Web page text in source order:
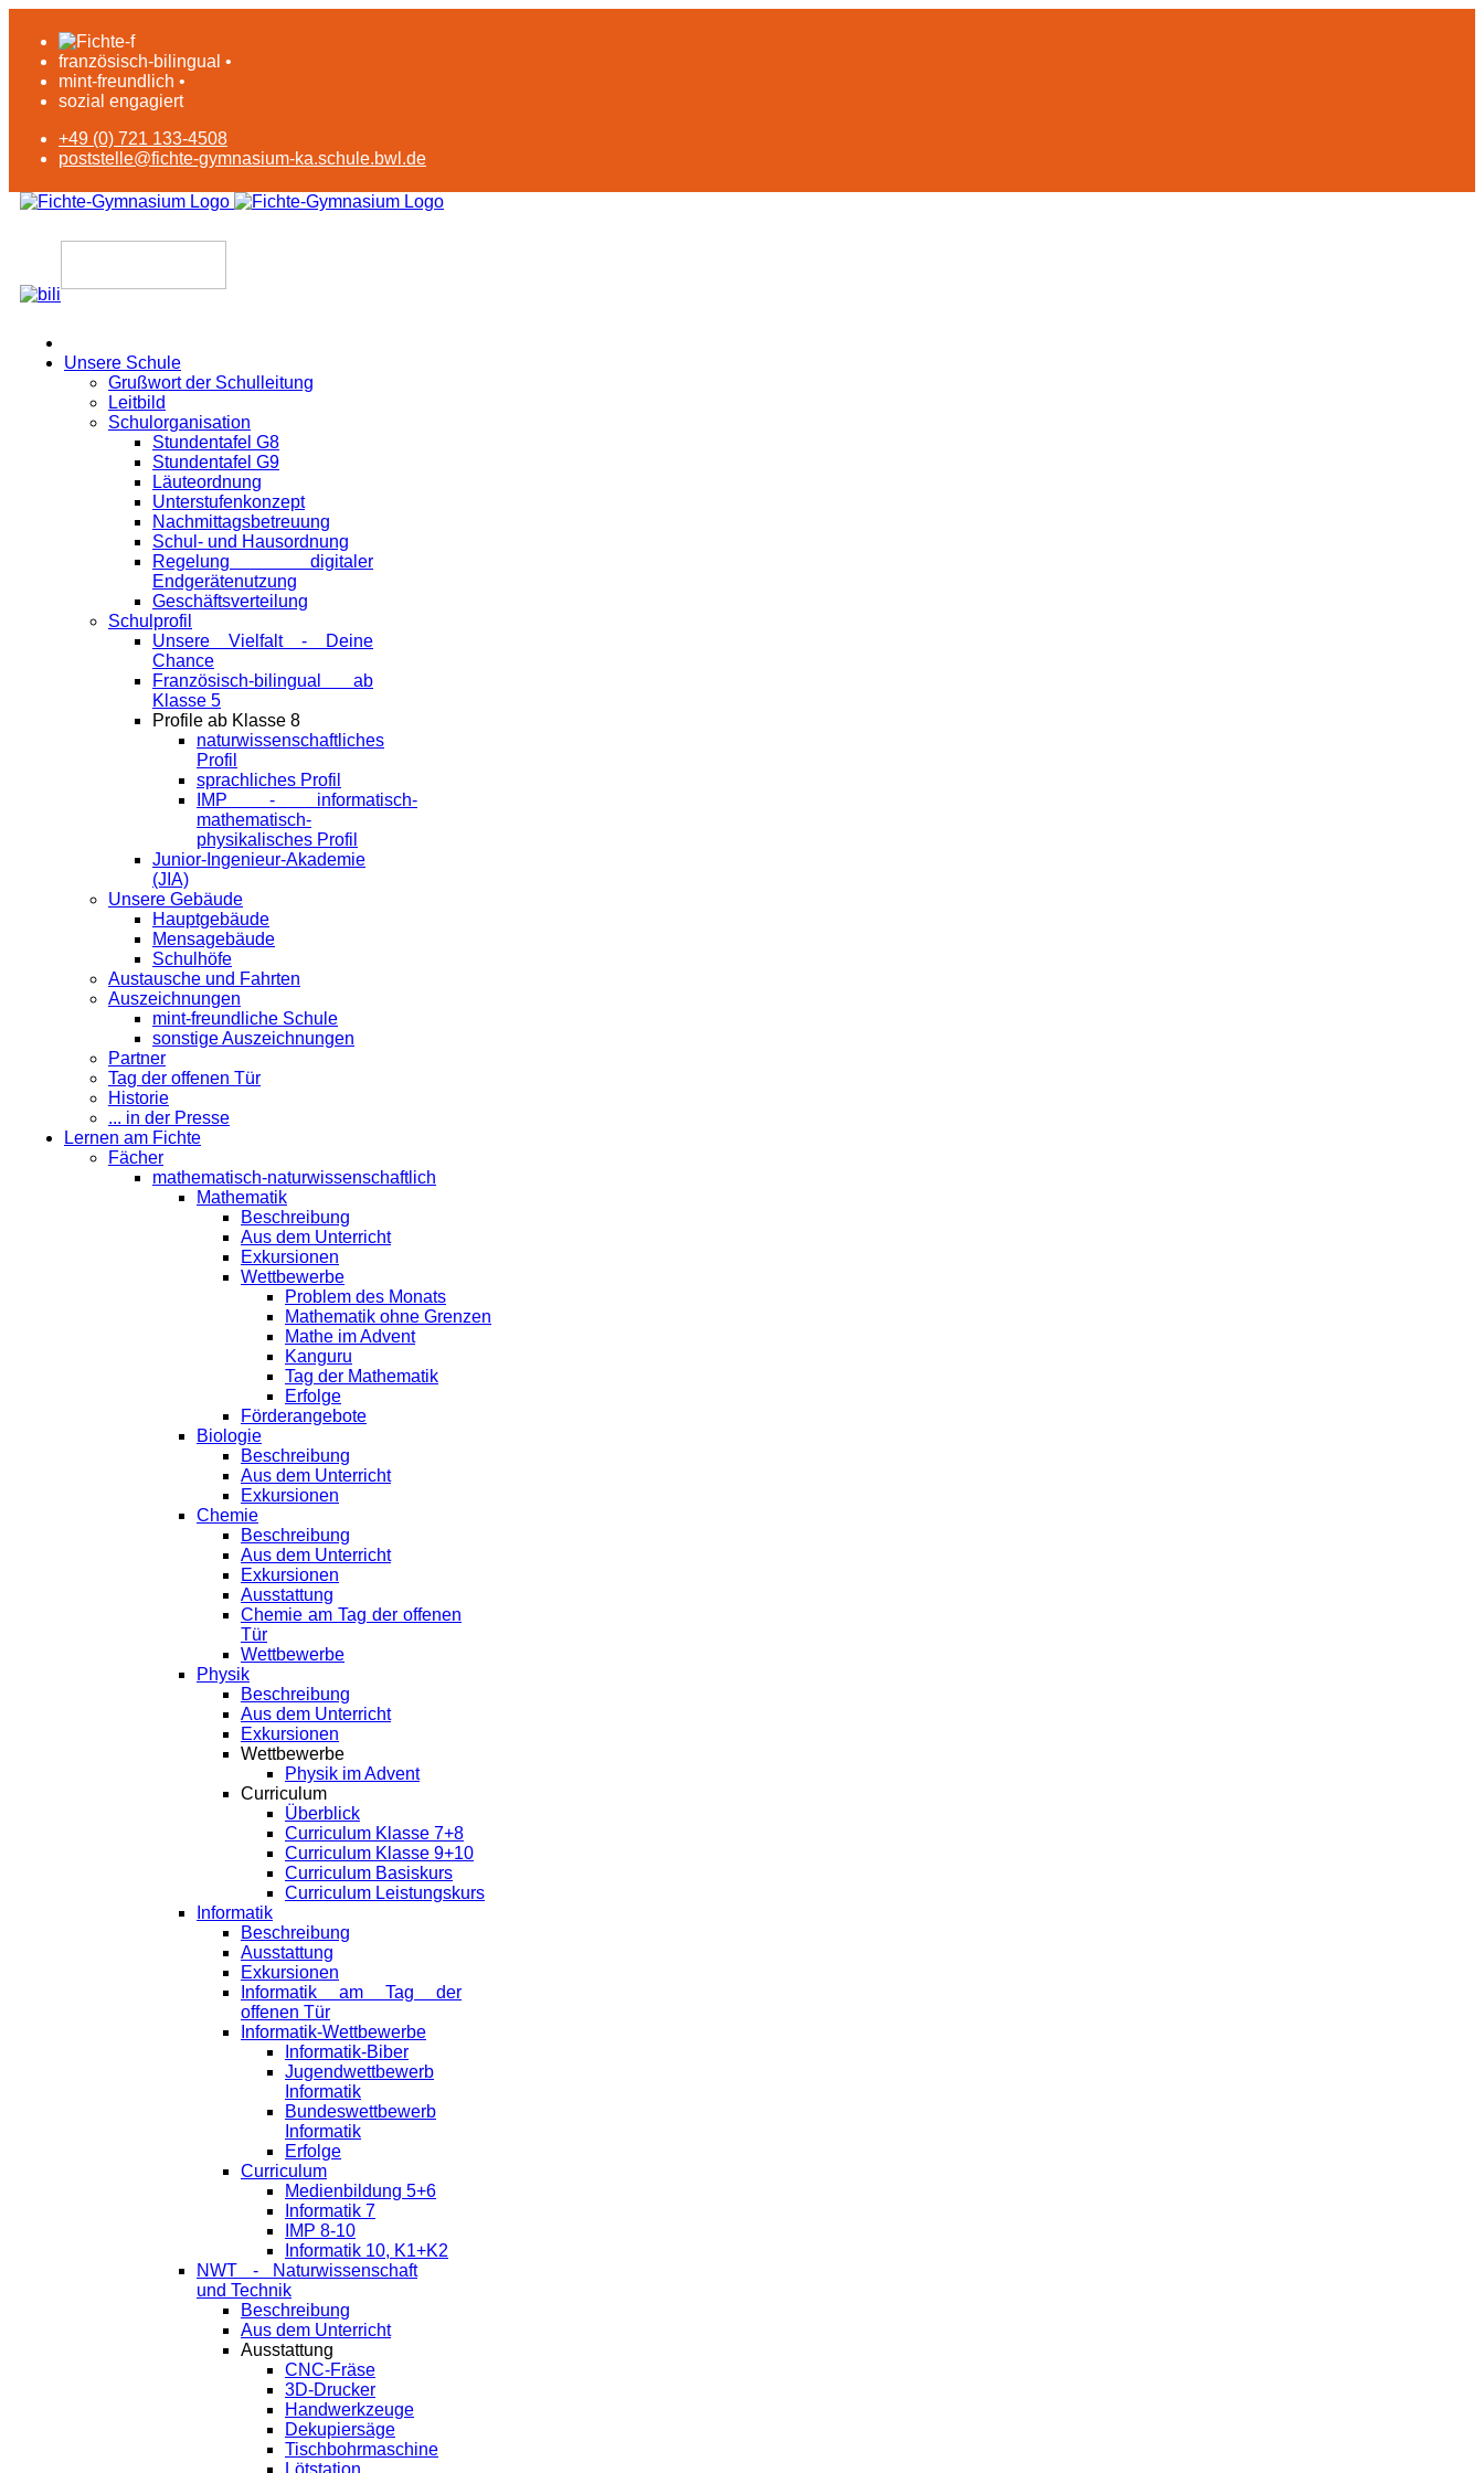
französisch-bilingual •
mint-freundlich •
sozial engagiert
+49 (0) 721 133-4508
poststelle@fichte-gymnasium-ka.schule.bwl.de
Unsere Schule
Grußwort der Schulleitung
Leitbild
Schulorganisation
Stundentafel G8
Stundentafel G9
Läuteordnung
Unterstufenkonzept
Nachmittagsbetreuung
Schul- und Hausordnung
Regelung digitaler
Endgeräte­nutzung
Geschäftsverteilung
Schulprofil
Unsere Vielfalt - Deine
Chance
Französisch-bilingual ab
Klasse 5
Profile ab Klasse 8
naturwissenschaftliches
Profil
sprachliches Profil
IMP - informatisch-
mathematisch-
physikalisches Profil
Junior-Ingenieur-Akademie
(JIA)
Unsere Gebäude
Hauptgebäude
Mensagebäude
Schulhöfe
Austausche und Fahrten
Auszeichnungen
mint-freundliche Schule
sonstige Auszeichnungen
Partner
Tag der offenen Tür
Historie
... in der Presse
Lernen am Fichte
Fächer
mathematisch-naturwissenschaftlich
Mathematik
Beschreibung
Aus dem Unterricht
Exkursionen
Wettbewerbe
Problem des Monats
Mathematik ohne Grenzen
Mathe im Advent
Kanguru
Tag der Mathematik
Erfolge
Förderangebote
Biologie
Beschreibung
Aus dem Unterricht
Exkursionen
Chemie
Beschreibung
Aus dem Unterricht
Exkursionen
Ausstattung
Chemie am Tag der offenen
Tür
Wettbewerbe
Physik
Beschreibung
Aus dem Unterricht
Exkursionen
Wettbewerbe
Physik im Advent
Curriculum
Überblick
Curriculum Klasse 7+8
Curriculum Klasse 9+10
Curriculum Basiskurs
Curriculum Leistungskurs
Informatik
Beschreibung
Ausstattung
Exkursionen
Informatik am Tag der
offenen Tür
Informatik-Wettbewerbe
Informatik-Biber
Jugendwettbewerb
Informatik
Bundeswettbewerb
Informatik
Erfolge
Curriculum
Medienbildung 5+6
Informatik 7
IMP 8-10
Informatik 10, K1+K2
NWT - Naturwissenschaft
und Technik
Beschreibung
Aus dem Unterricht
Ausstattung
CNC-Fräse
3D-Drucker
Handwerkzeuge
Dekupiersäge
Tischbohrmaschine
Lötstation